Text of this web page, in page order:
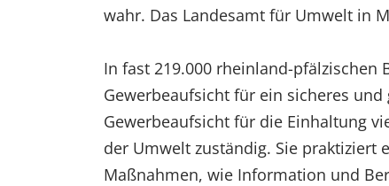
wahr. Das Landesamt für Umwelt in
In fast 219.000 rheinland-
Gewerbeaufsicht für ein sicheres
Gewerbeaufsicht für die Einhaltung
der Umwelt zuständig. Sie
Maßnahmen, wie Information und